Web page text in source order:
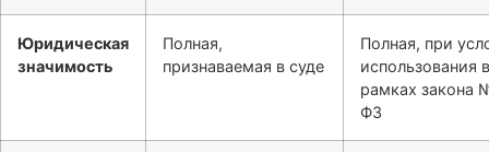
Юридическая
значимость
Полная,
признаваемая в суде
Полная, при
использования в
рамках закона
ФЗ